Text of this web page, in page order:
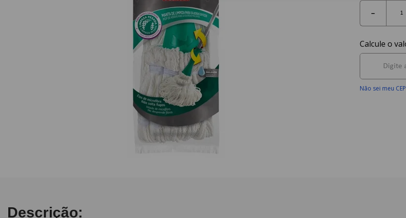
－
Não sei meu CEP
Descrição:
caderno